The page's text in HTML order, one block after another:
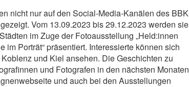
nicht nur auf den Social-Media-Kanälen des BBK
Vom 13.09.2023 bis 29.12.2023 werden sie
im Zuge der Fotoausstellung „Held:innen
im Porträt“ präsentiert. Interessierte können sich
und Kiel ansehen. Die Geschichten zu
und Fotografen in den nächsten Monaten
und auch bei den Ausstellungen